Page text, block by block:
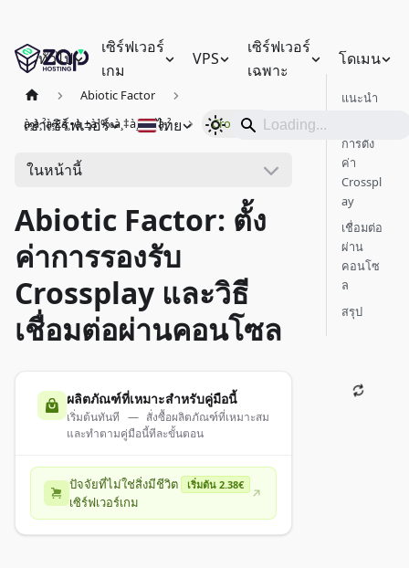
ทั่วไป
เซิร์ฟเวอร์
เกม
VPS
เซิร์ฟเวอร์
เฉพาะ
โดเมน
เช่าเซิร์ฟเวอร์ ไทย
Abiotic Factor
à¸à¸²à¸£à¸•à¸±à¹‰à¸‡à¸„à¹ˆà¸²
Crossplay
ในหน้านี้
Abiotic Factor: ตั้ง
ค่าการรองรับ
Crossplay และวิธี
เชื่อมต่อผ่านคอนโซล
ผลิตภัณฑ์ที่เหมาะสำหรับคู่มือนี้
เริ่มต้นทันที — สั่งซื้อผลิตภัณฑ์ที่เหมาะสม
และทำตามคู่มือนี้ทีละขั้นตอน
ปัจจัยที่ไม่ใช่สิ่งมีชีวิต
เซิร์ฟเวอร์เกม
เริ่มต้น 2.38€
แนะนำ
การตั้ง
ค่า
Crosspl
ay
เชื่อมต่อ
ผ่าน
คอนโซ
ล
สรุป